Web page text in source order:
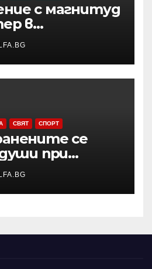
с магнитуд
в
Турция; няма
и
СВЯТ СПОРТ
се
при
в Одеса,